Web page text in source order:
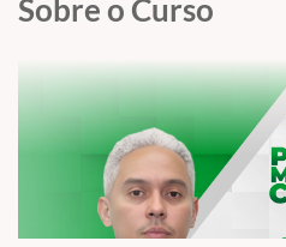
Sobre o Curso